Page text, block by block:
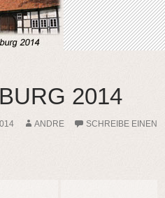
2014
ANDRE
SCHREIBE EINEN